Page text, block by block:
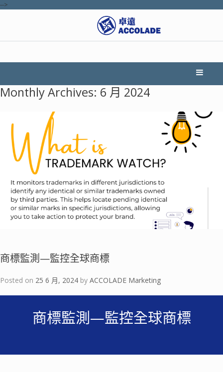
-->
Monthly Archives: 6 月 2024
商標監測—監控全球商標
Posted on 25 6 月, 2024 by ACCOLADE Marketing
商標監測—監控全球商標